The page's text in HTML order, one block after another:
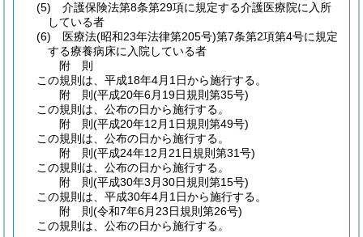
(5)
介護保険法第8条第29項に規定する介護医療院に入所
している者
(6)
医療法(昭和23年法律第205号)第7条第2項第4号に規定
する療養病床に入院している者
附 則
この規則は、平成18年4月1日から施行する。
附 則(平成20年6月19日規則第35号)
この規則は、公布の日から施行する。
附 則(平成20年12月1日規則第49号)
この規則は、公布の日から施行する。
附 則(平成24年12月21日規則第31号)
この規則は、公布の日から施行する。
附 則(平成30年3月30日規則第15号)
この規則は、平成30年4月1日から施行する。
附 則(令和7年6月23日規則第26号)
この規則は、公布の日から施行する。